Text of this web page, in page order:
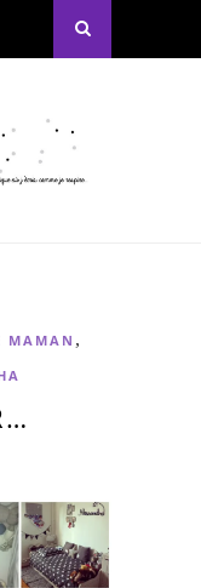
MAMAN ,